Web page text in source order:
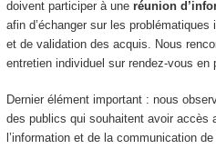
doivent participer à une réunion
afin d’échanger sur les
et de validation des acquis. Nous
entretien individuel sur rendez-vous en
Dernier élément important : nous
des publics qui souhaitent avoir accès
l’information et de la communication